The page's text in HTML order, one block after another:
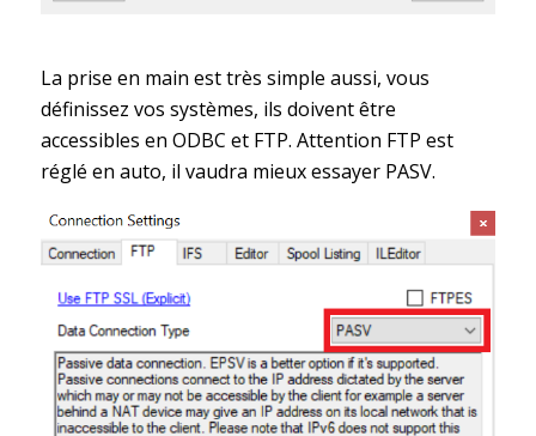
La prise en main est très simple aussi, vous
définissez vos systèmes, ils doivent être
accessibles en ODBC et FTP. Attention FTP est
réglé en auto, il vaudra mieux essayer PASV.